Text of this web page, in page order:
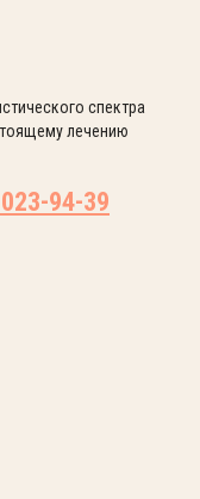
спектра
лечению
94-39